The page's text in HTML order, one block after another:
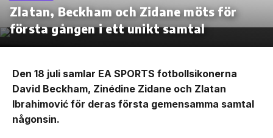
Zlatan, Beckham och Zidane möts för
första gången i ett unikt samtal
Den 18 juli samlar EA SPORTS fotbollsikonerna
David Beckham, Zinédine Zidane och Zlatan
Ibrahimović för deras första gemensamma samtal
någonsin.